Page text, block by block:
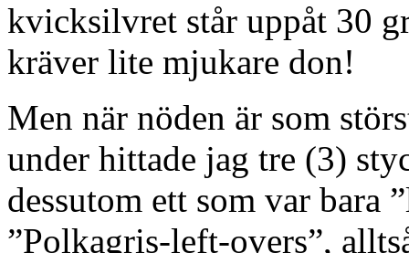
kvicksilvret står uppåt 30
kräver lite mjukare don!
Men när nöden är som
under hittade jag tre (3)
dessutom ett som var bara
”Polkagris-left-overs”,